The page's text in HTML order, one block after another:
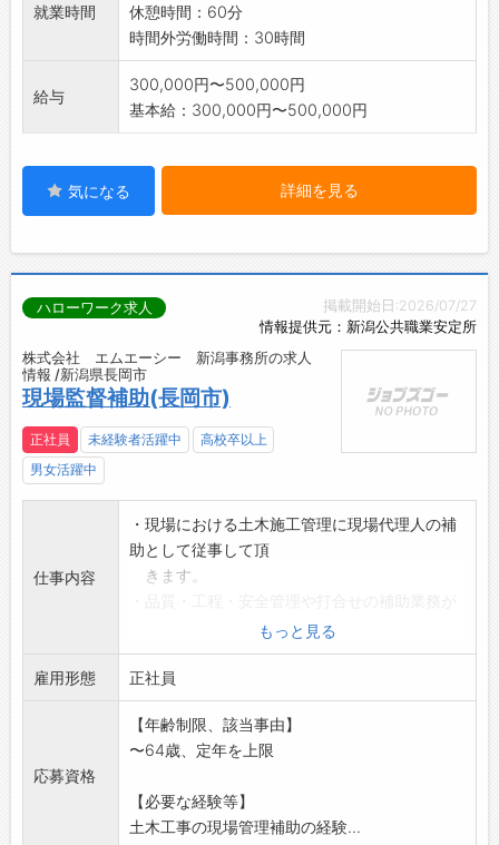
就業時間
休憩時間：60分
時間外労働時間：30時間
給与
300,000円〜500,000円
基本給：300,000円〜500,000円
気になる 詳細を見る
掲載開始日:2026/07/27
情報提供元：新潟公共職業安定所
ハローワーク求人
株式会社 エムエーシー 新潟事務所の求人
情報 /新潟県長岡市
現場監督補助(長岡市)
正社員 未経験者活躍中
高校卒以上
男女活躍中
仕事内容
・現場における土木施工管理に現場代理人の補
助として従事して頂
きます。
メインとなります。
(写真管理、測量補助、PCを使った各種書類作
成等)
*業務変更の範囲:変更なし
もっと見る
雇用形態 正社員
応募資格
【年齢制限、該当事由】
〜64歳、定年を上限
【必要な経験等】
土木工事の現場管理補助の経験...